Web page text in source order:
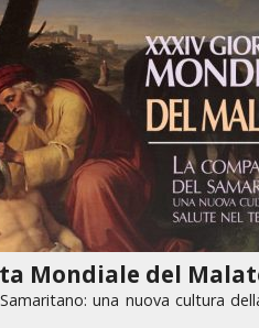
Mondiale del
una nuova cultura